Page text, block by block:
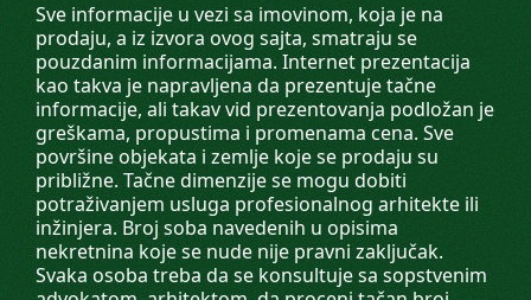
Sve informacije u vezi sa imovinom, koja je na
prodaju, a iz izvora ovog sajta, smatraju se
pouzdanim informacijama. Internet prezentacija
kao takva je napravljena da prezentuje tačne
informacije, ali takav vid prezentovanja podložan je
greškama, propustima i promenama cena. Sve
površine objekata i zemlje koje se prodaju su
približne. Tačne dimenzije se mogu dobiti
potraživanjem usluga profesionalnog arhitekte ili
inžinjera. Broj soba navedenih u opisima
nekretnina koje se nude nije pravni zaključak.
Svaka osoba treba da se konsultuje sa sopstvenim